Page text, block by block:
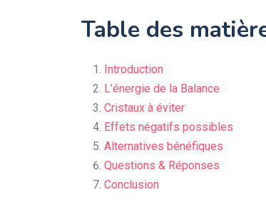
Table des
Introduction
L’énergie de la Balance
Cristaux à éviter
Effets négatifs possibles
Alternatives bénéfiques
Questions & Réponses
Conclusion